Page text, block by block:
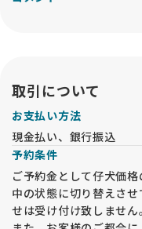
取引について
お支払い方法
現金払い、銀行振込
予約条件
ご予約金として仔犬価
中の状態に切り替えさ
せは受け付け致しません。